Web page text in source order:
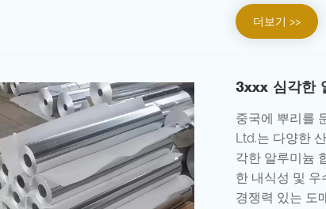
더보기 >>
3xxx 심각한
중국에 뿌리를
Ltd.는 다양한
각한 알루미늄
한 내식성 및
경쟁력 있는 도